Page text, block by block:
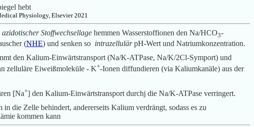
hebt
Physiology, Elsevier 2021
azidotischer Stoffwechsellage hemmen Wasserstoffionen den Na/HCO3-
(NHE) und senken so intrazellulärpH-Wert und Natriumkonzentration.
den Kalium-Einwärtstransport (Na/K-ATPase, Na/K/2Cl-Symport) und
zelluläre Eiweißmoleküle - K+-Ionen diffundieren (via Kaliumkanäle) aus der
[Na+] den Kalium-Einwärtstransport durchj die Na/K-ATPase verringert.
die Zelle behindert, andererseits Kalium verdrängt, sodass es zu
kommen kann